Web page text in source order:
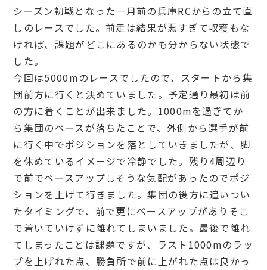
シーズン初戦となった一月前の兵庫RCからの立て直
しのレースでした。前走は結果が悪すぎて収穫もな
ければ、課題がどこにあるのかも分からない状態で
した。
今回は5000mのレースでしたので、スタートから集
団前方に行くと決めていました。予定通り最初は前
の方に着くことが出来ました。1000mを過ぎてか
ら集団のペースが落ちたことで、外側から選手が前
に行く中でポジションを落としていきましたが、脚
を休めているイメージで冷静でした。残り4周辺り
で前でペースアップしそうな気配があったのでポジ
ションを上げて行きました。集団の後方に追いつい
たタイミングで、前で更にペースアップがありそこ
で着いていけずに離れてしまいました。最後で離れ
てしまったことは課題ですが、ラスト1000mのラッ
プを上げれた点、勝負所で前に上がれた点は良かっ